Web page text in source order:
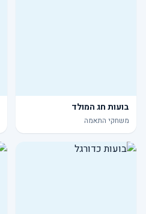
בועות חג המולד
משחקי התאמה